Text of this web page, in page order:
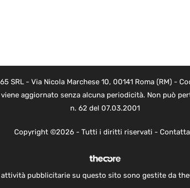
SRL - Via Nicola Marchese 10, 00141 Roma (RM) -
aggiornato senza alcuna periodicità. Non può
n. 62 del 07.03.2001
Copyright ©2026 - Tutti i diritti riservati -
attività pubblicitarie su questo sito sono gestite da